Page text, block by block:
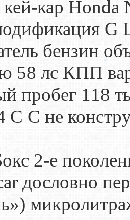
кар Honda
G
бензин
58 лс КПП
пробег 118
C C не
2-е
дословно